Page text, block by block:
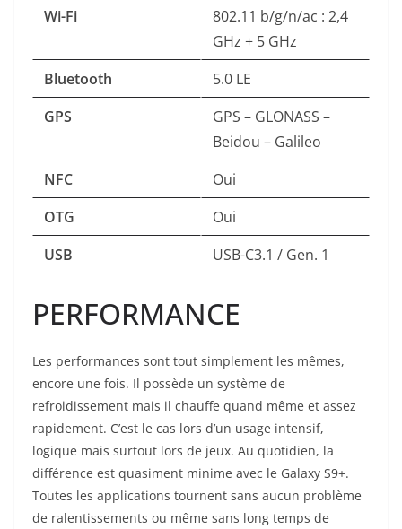
Wi-Fi
802.11 b/g/n/ac : 2,4
GHz + 5 GHz
Bluetooth
5.0 LE
GPS
GPS – GLONASS –
Beidou – Galileo
NFC
Oui
OTG
Oui
USB
USB-C3.1 / Gen. 1
PERFORMANCE
Les performances sont tout simplement les mêmes,
encore une fois. Il possède un système de
refroidissement mais il chauffe quand même et assez
rapidement. C’est le cas lors d’un usage intensif,
logique mais surtout lors de jeux. Au quotidien, la
différence est quasiment minime avec le Galaxy S9+.
Toutes les applications tournent sans aucun problème
de ralentissements ou même sans long temps de